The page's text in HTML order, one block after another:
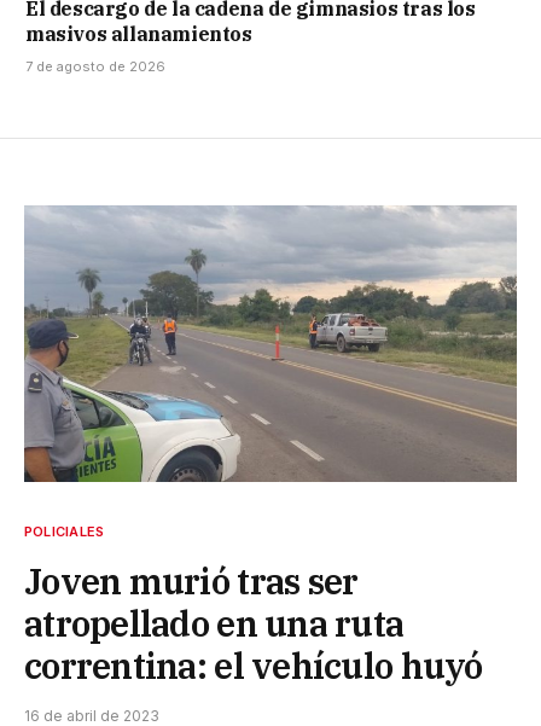
El descargo de la cadena de gimnasios tras los
masivos allanamientos
7 de agosto de 2026
POLICIALES
Joven murió tras ser
atropellado en una ruta
correntina: el vehículo huyó
16 de abril de 2023